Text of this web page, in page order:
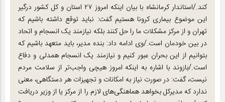
کند./استاندار کرمانشاه با بیان اینکه امروز ۲۷ استان و کل کشور درگیر
این موضوع بیماری کرونا هستیم گفت: نباید توقع داشته باشیم که
تهران و از مرکز مشکلات ما را حل کنند بلکه نیازمند یک انسجام و اتحاد
در بین خودمان است./وی ادامه داد: بنده مدیر، باید متعهد باشیم که
بتوانیم از این بحران عبور کنیم و نیازمند یک انسجام همدلی و دفاع
است./بازوند با اشاره به اینکه امروز هیچی واجب‌تر از سلامت مردم
نیست، گفت: در صورت نیاز به امکانات و تجهیزات هر دستگاهی، معنی
ندارد که مدیرکل بخواهد هماهنگی‌های لازم را از مرکز یا از وزیر دریافت